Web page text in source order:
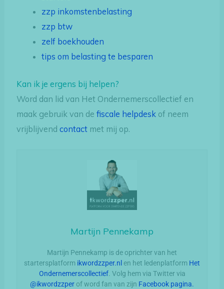
zzp inkomstenbelasting
zzp btw
zelf boekhouden
tips om belasting te besparen
Kan ik je ergens bij helpen?
Word dan lid van Het Ondernemerscollectief en
maak gebruik van defiscale helpdesk of neem
vrijblijvendcontact met mij op.
Martijn Pennekamp
Martijn Pennekamp is de oprichter van het
startersplatform ikwordzzper.nl en het ledenplatform Het
Ondernemerscollectief. Volg hem via Twitter via
@ikwordzzper of word fan van zijn Facebook pagina.